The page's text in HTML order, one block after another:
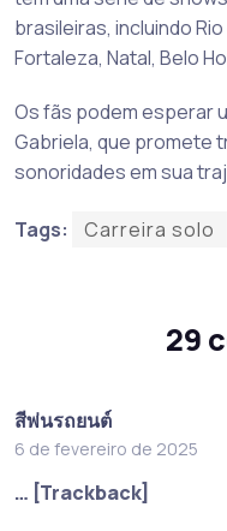
brasileiras, incluindo
Fortaleza, Natal, Belo
Os fãs podem esperar
Gabriela, que promete
sonoridades em sua
Tags: Carreira solo
29
สีพ่นรถยนต์
6 de fevereiro de 2025
… [Trackback]